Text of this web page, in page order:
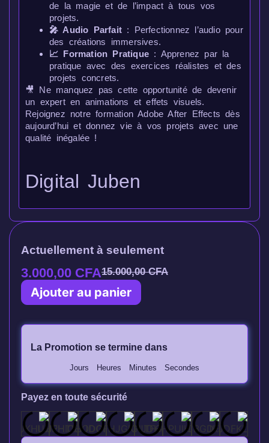
de la magie et de l’impact à tous vos
projets.
🎤 Audio Parfait : Perfectionnez l’audio pour
des créations immersives.
📈 Formation Pratique : Apprenez par la
pratique avec des exercices réalistes et des
projets concrets.
🎥 Ne manquez pas cette opportunité de devenir
un expert en animations et effets visuels.
Rejoignez notre formation Adobe After Effects dès
aujourd’hui et donnez vie à vos projets avec une
qualité inégalée !
Digital Juben
Actuellement à seulement
3.000,00 CFA15.000,00CFA
Ajouter au panier
La Promotion se termine dans
Jours Heures Minutes Secondes
Payez en toute sécurité